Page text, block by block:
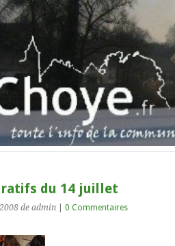
du 14 juillet
de admin 0 Commentaires